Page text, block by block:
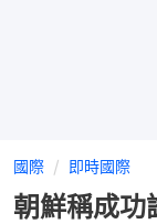
國際 即時國際
朝鮮稱成